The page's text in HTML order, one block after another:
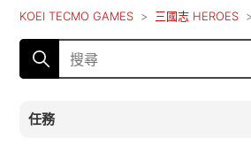
KOEI TECMO GAMES 三國志 HEROES
任務